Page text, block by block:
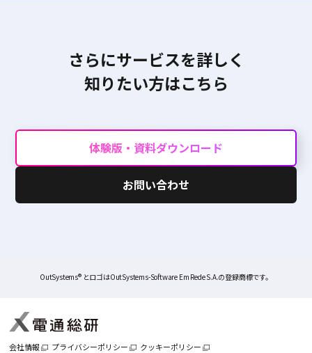
さらにサービスを詳しく
知りたい方はこちら
体験版・資料ダウンロード
お問い合わせ
OutSystems® とロゴはOutSystems-Software Em Rede S.A.の登録商標です。
会社情報 プライバシーポリシー クッキーポリシー